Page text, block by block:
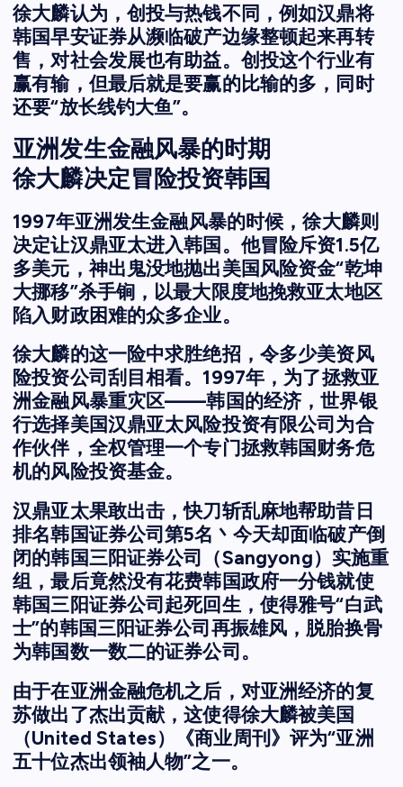
徐大麟认为，创投与热钱不同，例如汉鼎将
韩国早安证券从濒临破产边缘整顿起来再转
售，对社会发展也有助益。创投这个行业有
赢有输，但最后就是要赢的比输的多，同时
还要“放长线钓大鱼”。
亚洲发生金融风暴的时期
徐大麟决定冒险投资韩国
1997年亚洲发生金融风暴的时候，徐大麟则
决定让汉鼎亚太进入韩国。他冒险斥资1.5亿
多美元，神出鬼没地抛出美国风险资金“乾坤
大挪移”杀手锏，以最大限度地挽救亚太地区
陷入财政困难的众多企业。
徐大麟的这一险中求胜绝招，令多少美资风
险投资公司刮目相看。1997年，为了拯救亚
洲金融风暴重灾区——韩国的经济，世界银
行选择美国汉鼎亚太风险投资有限公司为合
作伙伴，全权管理一个专门拯救韩国财务危
机的风险投资基金。
汉鼎亚太果敢出击，快刀斩乱麻地帮助昔日
排名韩国证券公司第5名丶今天却面临破产倒
闭的韩国三阳证券公司（Sangyong）实施重
组，最后竟然没有花费韩国政府一分钱就使
韩国三阳证券公司起死回生，使得雅号“白武
士”的韩国三阳证券公司再振雄风，脱胎换骨
为韩国数一数二的证券公司。
由于在亚洲金融危机之后，对亚洲经济的复
苏做出了杰出贡献，这使得徐大麟被美国
（United States）《商业周刊》评为“亚洲
五十位杰出领袖人物”之一。